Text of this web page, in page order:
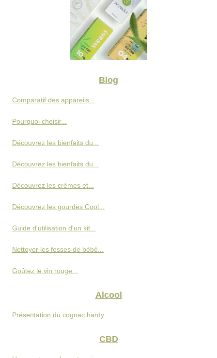
Blog
Comparatif des appareils...
Pourquoi choisir...
Découvrez les bienfaits du...
Découvrez les bienfaits du...
Découvrez les crèmes et...
Découvrez les gourdes Cool...
Guide d'utilisation d'un kit...
Nettoyer les fesses de bébé...
Goûtez le vin rouge...
Alcool
Présentation du cognac hardy
CBD